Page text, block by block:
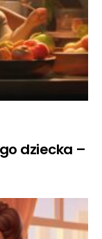
dziecka –